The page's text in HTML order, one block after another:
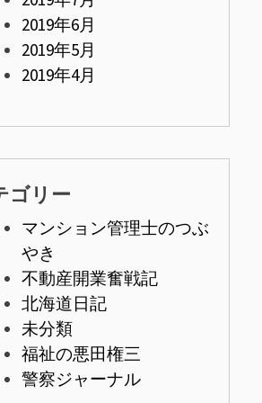
2019年6月
2019年5月
2019年4月
ゴリー
マンション管理士のつぶ
やき
不動産開業奮戦記
北海道日記
未分類
福祉の悪田権三
警察ジャーナル